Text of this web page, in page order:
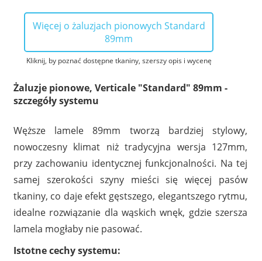
Więcej o żaluzjach pionowych Standard
89mm
Kliknij, by poznać dostępne tkaniny, szerszy opis i wycenę
Żaluzje pionowe, Verticale "Standard" 89mm -
szczegóły systemu
Węższe lamele 89mm tworzą bardziej stylowy,
nowoczesny klimat niż tradycyjna wersja 127mm,
przy zachowaniu identycznej funkcjonalności. Na tej
samej szerokości szyny mieści się więcej pasów
tkaniny, co daje efekt gęstszego, elegantszego rytmu,
idealne rozwiązanie dla wąskich wnęk, gdzie szersza
lamela mogłaby nie pasować.
Istotne cechy systemu: